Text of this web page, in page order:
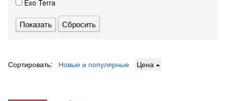
Exo Terra
Сбросить
Сортировать: Новые и популярные Цена